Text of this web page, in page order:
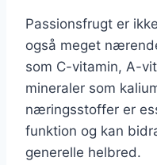
Passionsfrugt er
også meget
som C-vitamin, A-
mineraler som
næringsstoffer er
funktion og kan
generelle helbred.